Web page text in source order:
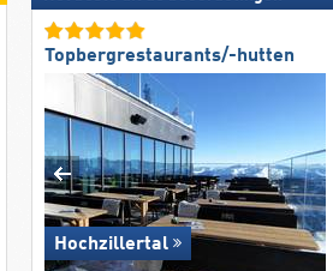
Topbergrestaurants/-hutten
Hochzillertal